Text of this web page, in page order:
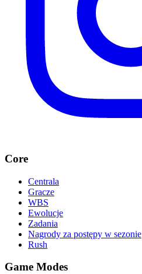
Core
Centrala
Gracze
WBS
Ewolucje
Zadania
Nagrody za postępy w sezonie
Rush
Game Modes